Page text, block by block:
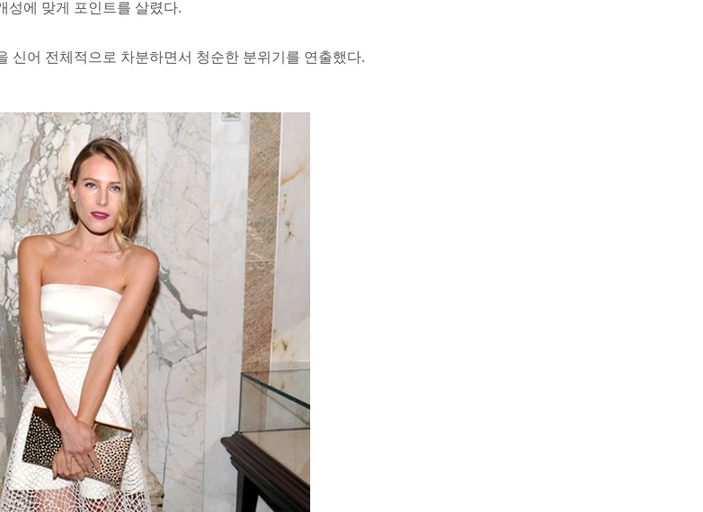
성에 맞게 포인트를 살렸다.
신어 전체적으로 차분하면서 청순한 분위기를 연출했다.